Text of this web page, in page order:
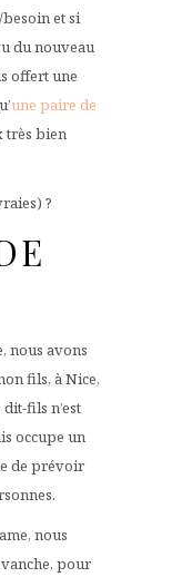
besoin et si
du nouveau
offert une
une paire de
très bien
?
nous avons
fils, à Nice,
fils n’est
occupe un
de prévoir
nous
pour